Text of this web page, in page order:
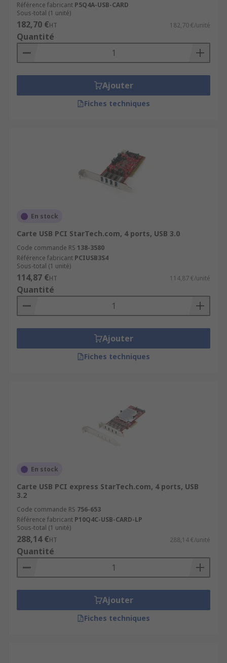
Référence fabricant P5Q4A-USB-CARD
Sous-total (1 unité)
182,70 €HT 182,70 €/unité
Quantité
Ajouter
Fiches techniques
En stock
Carte USB PCI StarTech.com, 4 ports, USB 3.0
Code commande RS 138-3580
Référence fabricant PCIUSB3S4
Sous-total (1 unité)
114,87 €HT 114,87 €/unité
Quantité
Ajouter
Fiches techniques
En stock
Carte USB PCI express StarTech.com, 4 ports, USB
3.2
Code commande RS 756-653
Référence fabricant P10Q4C-USB-CARD-LP
Sous-total (1 unité)
288,14 €HT 288,14 €/unité
Quantité
Ajouter
Fiches techniques